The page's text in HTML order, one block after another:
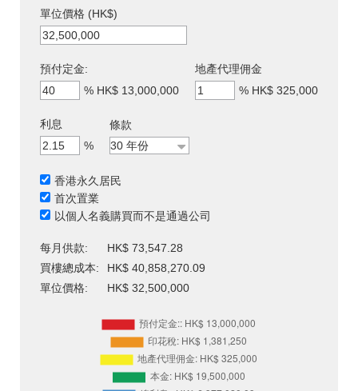
單位價格 (HK$)
預付定金:
% HK$ 13,000,000
地產代理佣金
% HK$ 325,000
利息
%
條款
香港永久居民
首次置業
以個人名義購買而不是通過公司
每月供款:
HK$ 73,547.28
買樓總成本:
HK$ 40,858,270.09
單位價格:
HK$ 32,500,000